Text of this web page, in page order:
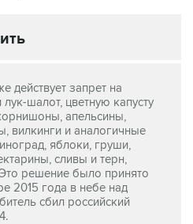
действует запрет на
шалот, цветную капусту
апельсины,
вилкинги и аналогичные
яблоки, груши,
сливы и терн,
решение было принято
2015 года в небе над
сбил российский